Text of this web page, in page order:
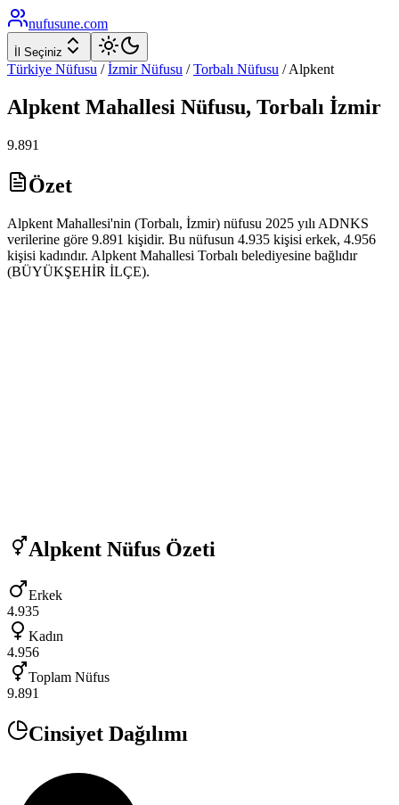
nufusune.com
İl Seçiniz
Türkiye Nüfusu / İzmirNüfusu / Torbalı Nüfusu /Alpkent
Alpkent Mahallesi Nüfusu, Torbalı İzmir
9.891
Özet
Alpkent Mahallesi'nin (Torbalı, İzmir) nüfusu 2025 yılı ADNKS
verilerine göre 9.891 kişidir. Bu nüfusun 4.935 kişisi erkek, 4.956
kişisi kadındır. Alpkent Mahallesi Torbalı belediyesine bağlıdır
(BÜYÜKŞEHİR İLÇE).
Alpkent Nüfus Özeti
Erkek
4.935
Kadın
4.956
Toplam Nüfus
9.891
Cinsiyet Dağılımı